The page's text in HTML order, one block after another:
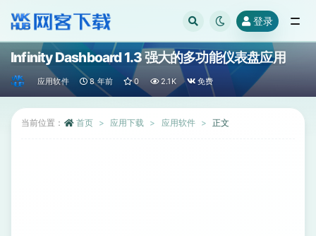
登录
Infinity Dashboard 1.3 强大的多功能仪表盘应用
应用软件 8 年前 0 2.1K 免费
当前位置： 首页 应用下载 应用软件 正文
全部